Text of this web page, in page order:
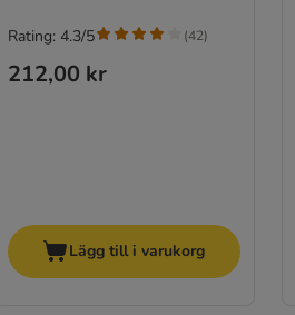
212,00 kr
Rating: 4.3/5 (42)
Lägg till i varukorg